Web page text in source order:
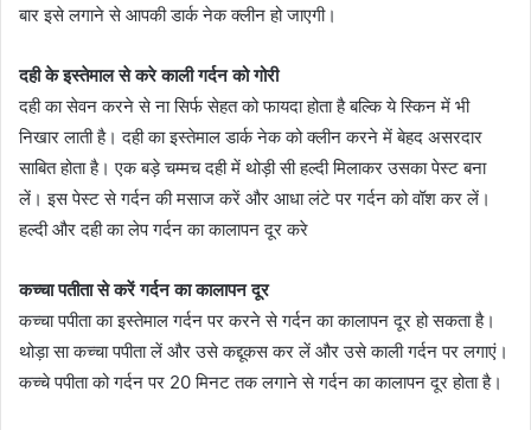
बार इसे लगाने से आपकी डार्क नेक क्लीन हो जाएगी।
दही के इस्तेमाल से करे काली गर्दन को गोरी
दही का सेवन करने से ना सिर्फ सेहत को फायदा होता है बल्कि ये स्किन में भी
निखार लाती है। दही का इस्तेमाल डार्क नेक को क्लीन करने में बेहद असरदार
साबित होता है। एक बड़े चम्मच दही में थोड़ी सी हल्दी मिलाकर उसका पेस्ट बना
लें। इस पेस्ट से गर्दन की मसाज करें और आधा लंटे पर गर्दन को वॉश कर लें।
हल्दी और दही का लेप गर्दन का कालापन दूर करे
कच्चा पतीता से करें गर्दन का कालापन दूर
कच्चा पपीता का इस्तेमाल गर्दन पर करने से गर्दन का कालापन दूर हो सकता है।
थोड़ा सा कच्चा पपीता लें और उसे कद्दूकस कर लें और उसे काली गर्दन पर लगाएं।
कच्चे पपीता को गर्दन पर 20 मिनट तक लगाने से गर्दन का कालापन दूर होता है।